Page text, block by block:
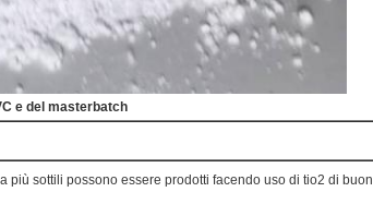
e del masterbatch
più sottili possono essere prodotti facendo uso di tio2 di buon